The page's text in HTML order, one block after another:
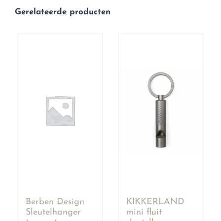
Gerelateerde producten
Berben Design
Sleutelhanger
KIKKERLAND
mini fluit